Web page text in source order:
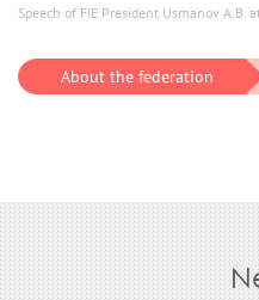
Speech of FIE President Usmanov A.B.
About the federation